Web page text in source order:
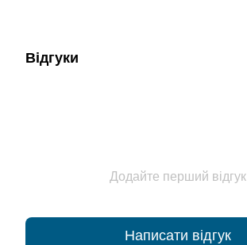
Відгуки
Додайте перший відгук
Написати відгук